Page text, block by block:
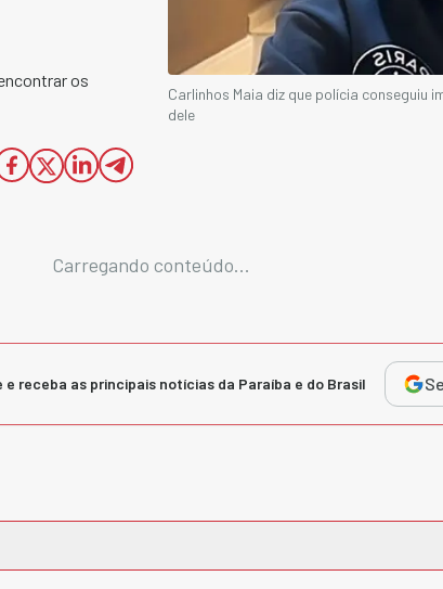
os
Carlinhos Maia diz que polícia conseguiu
dele
Carregando conteúdo...
e receba as principais notícias da Paraíba e do Brasil